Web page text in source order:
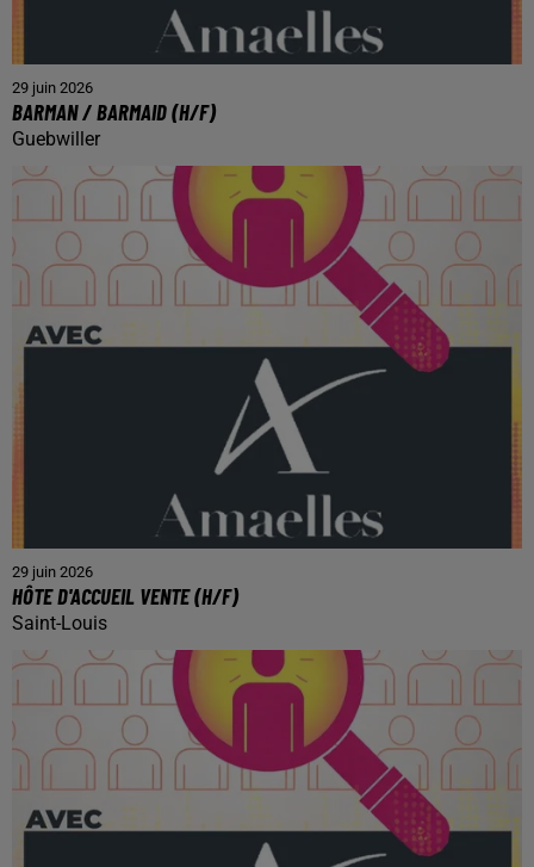
29 juin 2026
BARMAN / BARMAID (H/F)
Guebwiller
29 juin 2026
HÔTE D'ACCUEIL VENTE (H/F)
Saint-Louis